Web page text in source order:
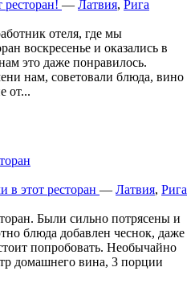
ресторан! — Латвия, Рига
отеля, где мы
воскресенье и оказались в
это даже понравилось.
нам, советовали блюда, вино
от...
в этот ресторан — Латвия, Рига
Были сильно потрясены и
блюда добавлен чеснок, даже
попробовать. Необычайно
домашнего вина, 3 порции